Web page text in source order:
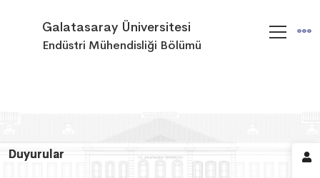
Galatasaray Üniversitesi
Endüstri Mühendisliği Bölümü
Duyurular
Duyurular
Duyurular